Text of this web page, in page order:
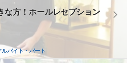
な方！ホールレセプション
ルバイト・パート